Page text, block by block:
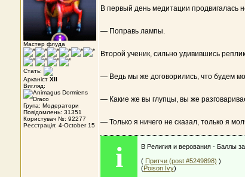
Мастер флуда
Стать:
Арканіст XII
Вигляд:
Група: Модератори
Повідомлень: 31351
Користувач №: 92277
Реєстрація: 4-October 15
В первый день медитации продвигалась
— Поправь лампы.
Второй ученик, сильно удивившись
— Ведь мы же договорились, что будем
— Какие же вы глупцы, вы же
— Только я ничего не сказал, только я
i
В Религия и верования - Баллы
( Притчи (post #5249898) )
(Poison Ivy)